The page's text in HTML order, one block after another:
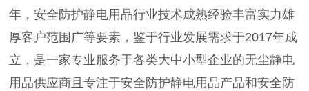
年，安全防护静电用品行业技术成熟经验丰富实力雄
厚客户范围广等要素，鉴于行业发展需求于2017年成
立，是一家专业服务于各类大中小型企业的无尘静电
用品供应商且专注于安全防护静电用品产品和安全防